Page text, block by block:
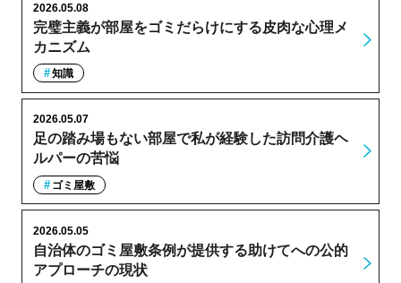
完璧主義が部屋をゴミだらけにする皮肉な心理メ
カニズム
2026.05.08
知識
足の踏み場もない部屋で私が経験した訪問介護ヘ
ルパーの苦悩
2026.05.07
ゴミ屋敷
自治体のゴミ屋敷条例が提供する助けてへの公的
アプローチの現状
2026.05.05